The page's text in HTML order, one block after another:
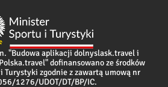
"Budowa aplikacji dolnyslask.travel i
dofinansowano ze środków
Turystyki zgodnie z zawartą umową nr
1276/UDOT/DT/BP/IC.